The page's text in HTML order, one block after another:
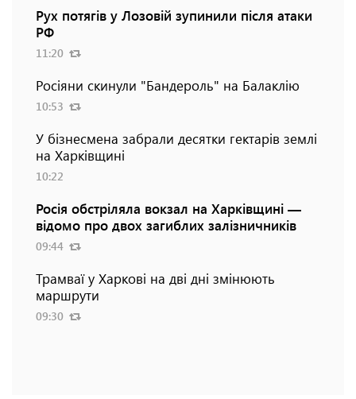
Рух потягів у Лозовій зупинили після атаки
РФ
11:20
Росіяни скинули "Бандероль" на Балаклію
10:53
У бізнесмена забрали десятки гектарів землі
на Харківщині
10:22
Росія обстріляла вокзал на Харківщині —
відомо про двох загиблих залізничників
09:44
Трамваї у Харкові на дві дні змінюють
маршрути
09:30